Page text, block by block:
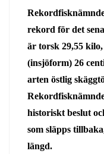
rekord för det
är torsk 29,55
(insjöform) 26
arten östlig
historiskt beslut
som släpps
längd.